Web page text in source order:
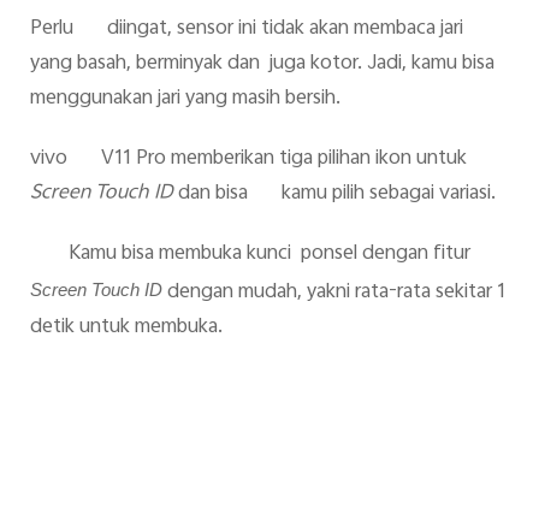
Perlu diingat, sensor ini tidak akan membaca jari
yang basah, berminyak dan juga kotor. Jadi, kamu bisa
menggunakan jari yang masih bersih.
vivo V11 Pro memberikan tiga pilihan ikon untuk
Screen Touch IDdan bisa kamu pilih sebagai variasi.
Kamu bisa membuka kunci ponsel dengan fitur
Screen Touch ID dengan mudah, yakni rata-rata sekitar 1
detik untuk membuka.